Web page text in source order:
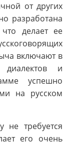
от других
разработана
делает ее
включают в
диалектов и
успешно
на русском
не требуется
его очень